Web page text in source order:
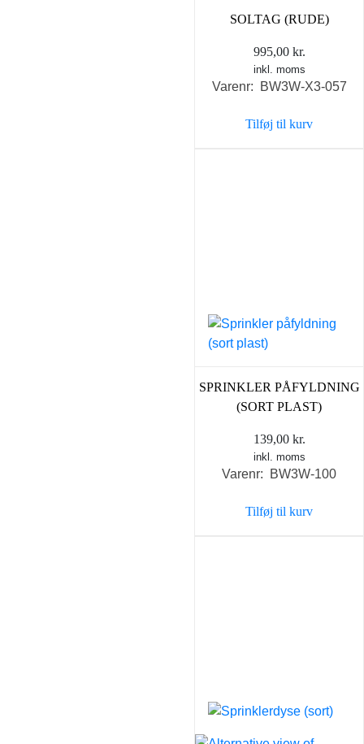
SOLTAG (RUDE)
995,00 kr.
inkl. moms
Varenr: BW3W-X3-057
Tilføj til kurv
SPRINKLER PÅFYLDNING
(SORT PLAST)
139,00 kr.
inkl. moms
Varenr: BW3W-100
Tilføj til kurv